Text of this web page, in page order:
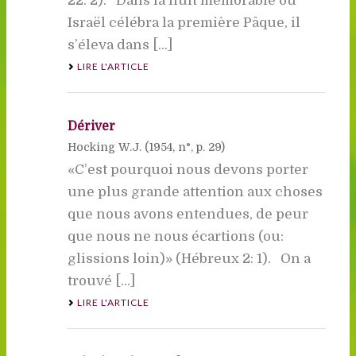
Israël célébra la première Pâque, il
s’éleva dans [...]
LIRE L'ARTICLE
Dériver
Hocking W.J. (1954, n°, p. 29)
«C’est pourquoi nous devons porter
une plus grande attention aux choses
que nous avons entendues, de peur
que nous ne nous écartions (ou:
glissions loin)» (Hébreux 2: 1). On a
trouvé [...]
LIRE L'ARTICLE